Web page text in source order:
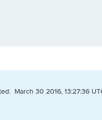
March 30 2016, 13:27:36